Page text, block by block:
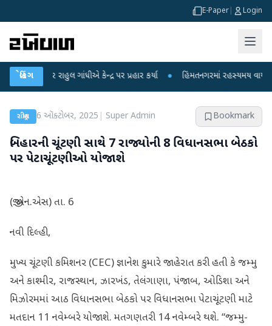
E-Paper Login
બ્રેકિંગ
રાહુલ ગાંધીએ કેન્દ્ર પર પ્રહાર કર્યા ● હિંમતનગરમાં રહસ્યમય વાયરસ કે ચાંદીપુરા?
રાષ્ટ્રીય 6 ઑક્ટોબર, 2025 Super Admin Bookmark
બિહારની ચૂંટણી સાથે 7 રાજ્યોની 8 વિધાનસભા બેઠકો
પર પેટાચૂંટણીઓ યોજાશે
(જી.એન.એસ) તા. 6
નવી દિલ્હી,
મુખ્ય ચૂંટણી કમિશનર (CEC) જ્ઞાનેશ કુમારે જાહેરાત કરી હતી કે જમ્મુ
અને કાશ્મીર, રાજસ્થાન, ઝારખંડ, તેલંગાણા, પંજાબ, ઓડિશા અને
મિઝોરમમાં આઠ વિધાનસભા બેઠકો પર વિધાનસભા પેટાચૂંટણી માટે
મતદાન 11 નવેમ્બરે યોજાશે. મતગણતરી 14 નવેમ્બરે થશે. “જમ્મુ-